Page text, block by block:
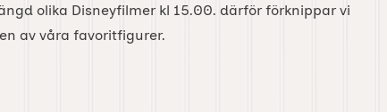
olika Disneyfilmer kl 15.00. därför förknippar vi
av våra favoritfigurer.